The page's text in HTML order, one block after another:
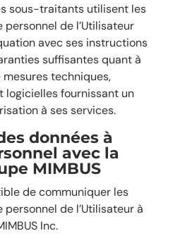
sous-traitants utilisent les
de l’Utilisateur
avec ses instructions
suffisantes quant à
techniques,
logicielles fournissant un
à ses services.
données à
avec la
MIMBUS
de communiquer les
de l’Utilisateur à
Inc.